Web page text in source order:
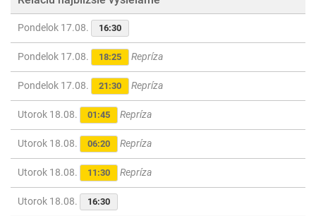
Pondelok 17.08. 16:30
Pondelok 17.08. 18:25 Repríza
Pondelok 17.08. 21:30 Repríza
Utorok 18.08. 01:45 Repríza
Utorok 18.08. 06:20 Repríza
Utorok 18.08. 11:30 Repríza
Utorok 18.08. 16:30